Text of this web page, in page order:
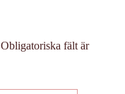
Obligatoriska fält är